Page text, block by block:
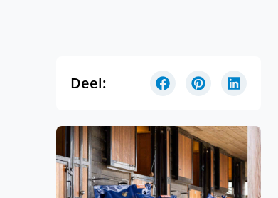
Deel: